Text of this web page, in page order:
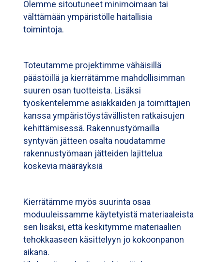
Olemme sitoutuneet minimoimaan tai
välttämään ympäristölle haitallisia
toimintoja.
Toteutamme projektimme vähäisillä
päästöillä ja kierrätämme mahdollisimman
suuren osan tuotteista. Lisäksi
työskentelemme asiakkaiden ja toimittajien
kanssa ympäristöystävällisten ratkaisujen
kehittämisessä. Rakennustyömailla
syntyvän jätteen osalta noudatamme
rakennustyömaan jätteiden lajittelua
koskevia määräyksiä
Kierrätämme myös suurinta osaa
moduuleissamme käytetyistä materiaaleista
sen lisäksi, että keskitymme materiaalien
tehokkaaseen käsittelyyn jo kokoonpanon
aikana.